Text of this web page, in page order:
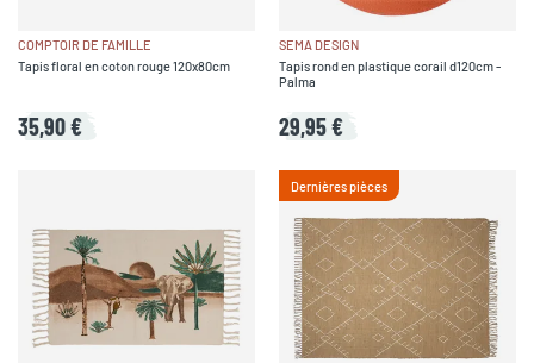
COMPTOIR DE FAMILLE
Tapis floral en coton rouge 120x80cm
35,90 €
SEMA DESIGN
Tapis rond en plastique corail d120cm -
Palma
29,95 €
Dernières pièces